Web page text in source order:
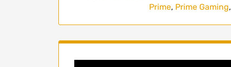
Prime, Prime Gaming,